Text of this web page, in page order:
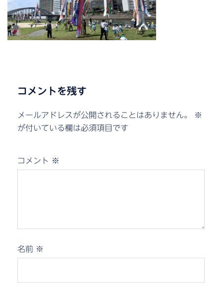
コメントを残す
メールアドレスが公開されることはありません。
※
が付いている欄は必須項目です
コメント ※
名前 ※